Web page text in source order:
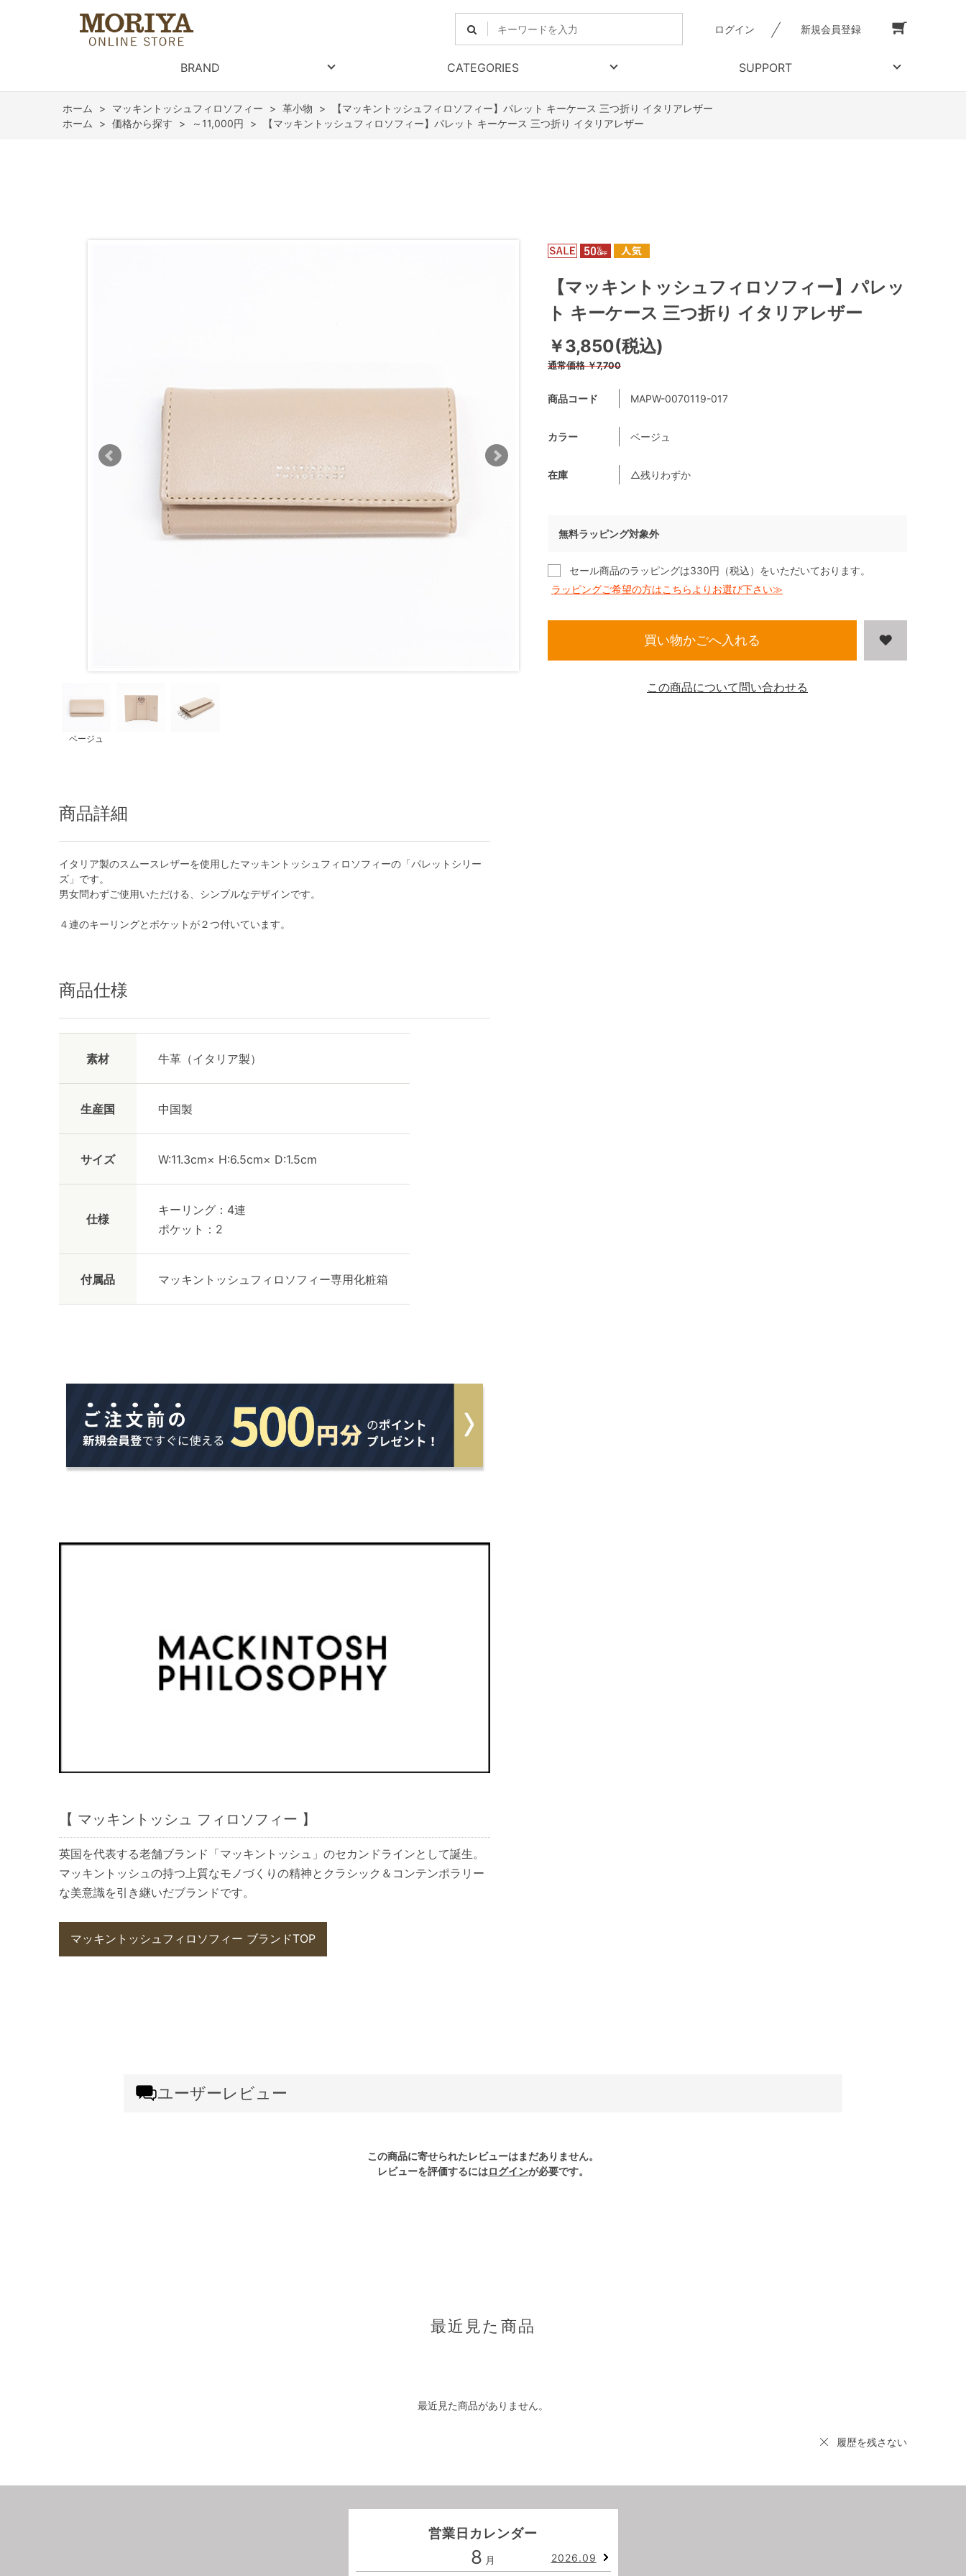
ログイン 新規会員登録
BRAND CATEGORIES SUPPORT
ホーム > マッキントッシュフィロソフィー > 革小物 >
【マッキントッシュフィロソフィー】パレット キーケース 三つ折り イタリアレザー
ホーム
> 価格から探す > ～11,000円 > 【マッキントッシュフィロソフィー】パレット キーケース 三つ折り イタリアレザー
ベージュ
商品詳細
イタリア製のスムースレザーを使用したマッキントッシュフィロソフィーの「パレットシリー
ズ」です。
男女問わずご使用いただける、シンプルなデザインです。
４連のキーリングとポケットが２つ付いています。
商品仕様
素材 牛革（イタリア製）
生産国 中国製
サイズ W:11.3cm× H:6.5cm× D:1.5cm
仕様
キーリング：4連
ポケット：2
付属品 マッキントッシュフィロソフィー専用化粧箱
【 マッキントッシュ フィロソフィー 】
英国を代表する老舗ブランド「マッキントッシュ」のセカンドラインとして誕生。
マッキントッシュの持つ上質なモノづくりの精神とクラシック＆コンテンポラリー
な美意識を引き継いだブランドです。
マッキントッシュフィロソフィー ブランドTOP
【マッキントッシュフィロソフィー】パレッ
ト キーケース 三つ折り イタリアレザー
￥3,850(税込)
通常価格￥7,700
商品コード MAPW-0070119-017
カラー ベージュ
在庫 △残りわずか
無料ラッピング対象外
セール商品のラッピングは330円（税込）をいただいております。
ラッピングご希望の方はこちらよりお選び下さい≫
買い物かごへ入れる
この商品について問い合わせる
ユーザーレビュー
この商品に寄せられたレビューはまだありません。
レビューを評価するにはログインが必要です。
最近見た商品
最近見た商品がありません。
履歴を残さない
営業日カレンダー
8 月 2026.09